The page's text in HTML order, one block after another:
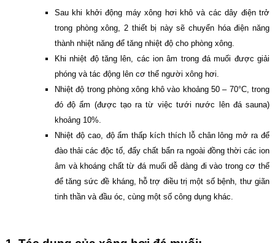
Sau khi khởi động máy xông hơi khô và các dây điện trở
trong phòng xông, 2 thiết bị này sẽ chuyển hóa điện năng
thành nhiệt năng để tăng nhiệt độ cho phòng xông.
Khi nhiệt độ tăng lên, các ion âm trong đá muối được giải
phóng và tác động lên cơ thể người xông hơi.
Nhiệt độ trong phòng xông khô vào khoảng 50 – 70°C, trong
đó độ ẩm (được tạo ra từ việc tưới nước lên đá sauna)
khoảng 10%.
Nhiệt độ cao, độ ẩm thấp kích thích lỗ chân lông mở ra để
đào thải các độc tố, đẩy chất bẩn ra ngoài đồng thời các ion
âm và khoáng chất từ đá muối dễ dàng đi vào trong cơ thể
để tăng sức đề kháng, hỗ trợ điều trị một số bệnh, thư giãn
tinh thần và đầu óc, cùng một số công dụng khác.